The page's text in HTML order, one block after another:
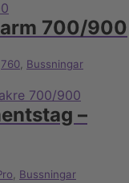
700/900
760 Bussningar
–
Bussningar